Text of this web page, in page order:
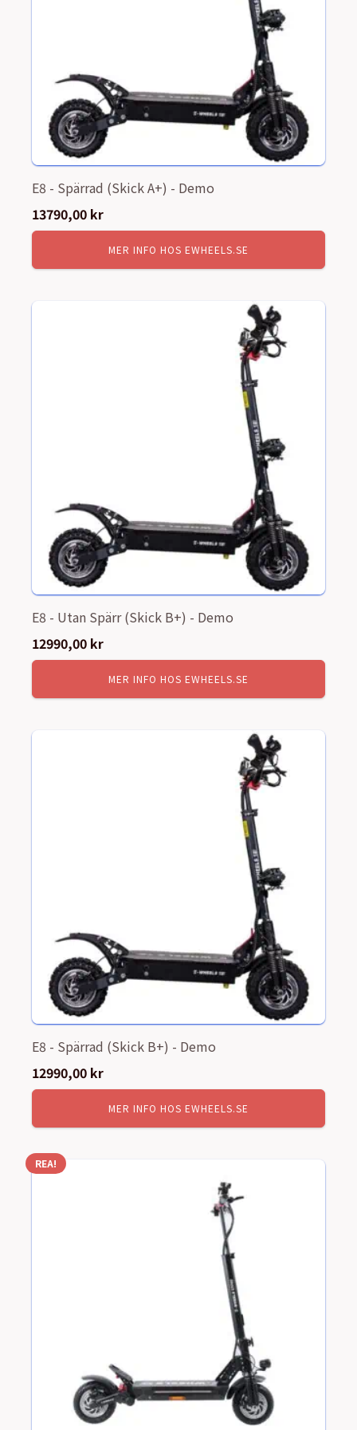
E8 - Spärrad (Skick A+) - Demo
13790,00 kr
MER INFO HOS EWHEELS.SE
E8 - Utan Spärr (Skick B+) - Demo
12990,00 kr
MER INFO HOS EWHEELS.SE
E8 - Spärrad (Skick B+) - Demo
12990,00 kr
MER INFO HOS EWHEELS.SE
REA!